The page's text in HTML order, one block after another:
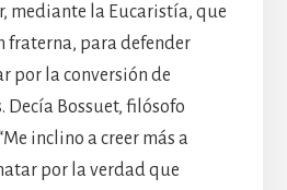
mediante la Eucaristía, que
fraterna, para defender
por la conversión de
Decía Bossuet, filósofo
inclino a creer más a
por la verdad que